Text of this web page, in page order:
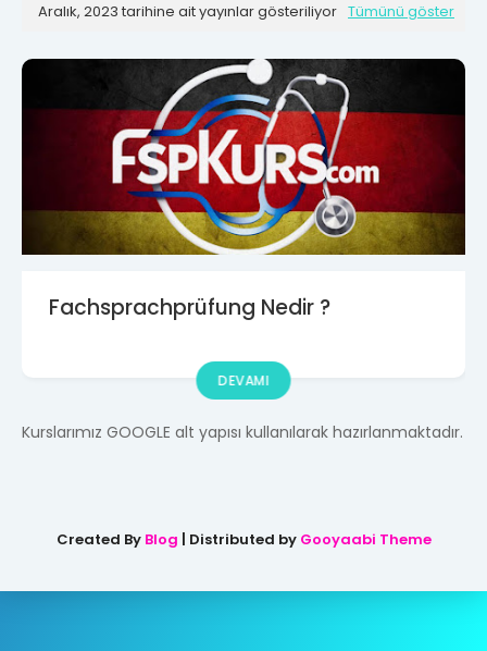
Aralık, 2023 tarihine ait yayınlar gösteriliyor Tümünü göster
Fachsprachprüfung Nedir ?
DEVAMI
Kurslarımız GOOGLE alt yapısı kullanılarak hazırlanmaktadır.
Created By Blog | Distributed by Gooyaabi Theme